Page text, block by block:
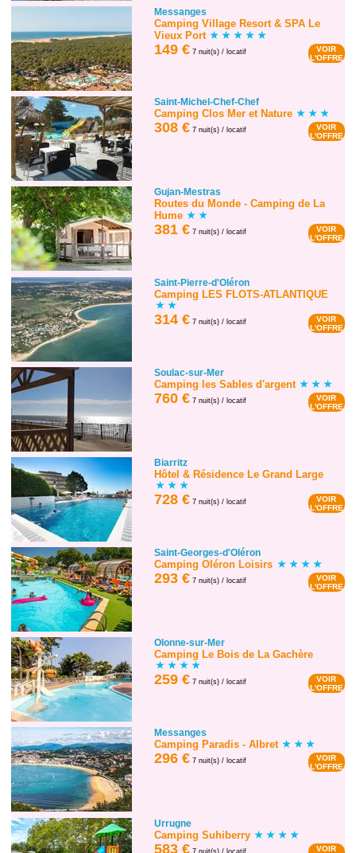
Messanges
Camping Village Resort & SPA Le
Vieux Port
149 € 7 nuit(s) / locatif
VOIR
L'OFFRE
Saint-Michel-Chef-Chef
Camping Clos Mer et Nature
308 € 7 nuit(s) / locatif
VOIR
L'OFFRE
Gujan-Mestras
Routes du Monde - Camping de La
Hume
381 € 7 nuit(s) / locatif
VOIR
L'OFFRE
Saint-Pierre-d'Oléron
Camping LES FLOTS-ATLANTIQUE
314 € 7 nuit(s) / locatif
VOIR
L'OFFRE
Soulac-sur-Mer
Camping les Sables d'argent
760 € 7 nuit(s) / locatif
VOIR
L'OFFRE
Biarritz
Hôtel & Résidence Le Grand Large
728 € 7 nuit(s) / locatif
VOIR
L'OFFRE
Saint-Georges-d'Oléron
Camping Oléron Loisirs
293 € 7 nuit(s) / locatif
VOIR
L'OFFRE
Olonne-sur-Mer
Camping Le Bois de La Gachère
259 € 7 nuit(s) / locatif
VOIR
L'OFFRE
Messanges
Camping Paradis - Albret
296 € 7 nuit(s) / locatif
VOIR
L'OFFRE
Urrugne
Camping Suhiberry
583 € 7 nuit(s) / locatif
VOIR